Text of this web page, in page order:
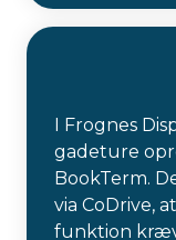
I Frognes
gadeture
BookTerm.
via CoDrive,
funktion